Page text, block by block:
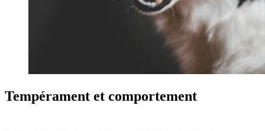
Tempérament et comportement